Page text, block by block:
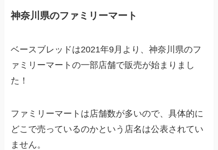
神奈川県のファミリーマート
ベースブレッドは2021年9月より、神奈川県のフ
ァミリーマートの一部店舗で販売が始まりまし
た！
ファミリーマートは店舗数が多いので、具体的に
どこで売っているのかという店名は公表されてい
ません。